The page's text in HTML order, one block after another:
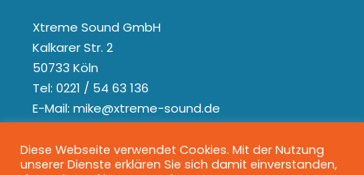
Xtreme Sound GmbH
Kalkarer Str. 2
50733 Köln
Tel: 0221 / 54 63 136
E-Mail: mike@xtreme-sound.de
Diese Webseite verwendet Cookies. Mit der Nutzung
unserer Dienste erklären Sie sich damit einverstanden,